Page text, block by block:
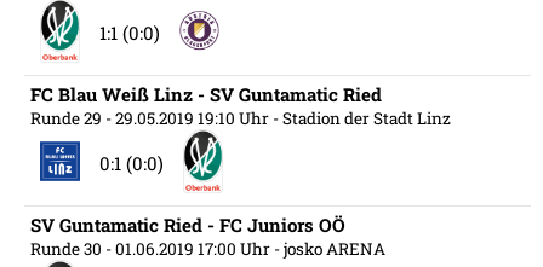
1:1 (0:0)
FC Blau Weiß Linz - SV Guntamatic Ried
Runde 29 - 29.05.2019 19:10 Uhr - Stadion der Stadt Linz
0:1 (0:0)
SV Guntamatic Ried - FC Juniors OÖ
Runde 30 - 01.06.2019 17:00 Uhr - josko ARENA